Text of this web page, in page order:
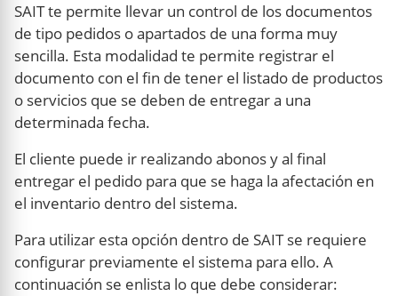
SAIT te permite llevar un control de los documentos
de tipo pedidos o apartados de una forma muy
sencilla. Esta modalidad te permite registrar el
documento con el fin de tener el listado de productos
o servicios que se deben de entregar a una
determinada fecha.
El cliente puede ir realizando abonos y al final
entregar el pedido para que se haga la afectación en
el inventario dentro del sistema.
Para utilizar esta opción dentro de SAIT se requiere
configurar previamente el sistema para ello. A
continuación se enlista lo que debe considerar: